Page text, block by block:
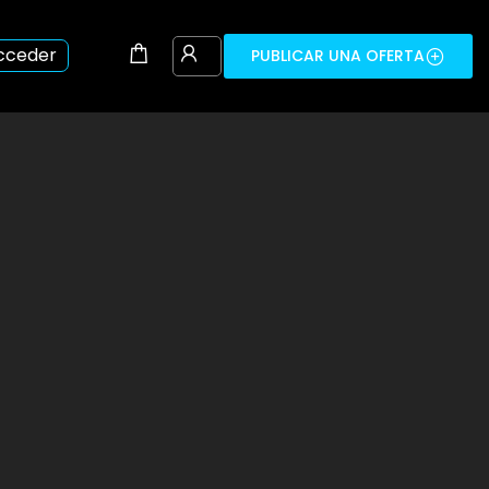
PUBLICAR UNA OFERTA